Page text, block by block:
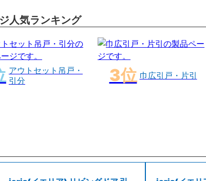
人気ランキング
アウトセット吊戸・
引分
巾広引戸・片引